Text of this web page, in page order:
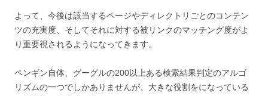
よって、今後は該当するページやディレクトリごとのコンテン
ツの充実度、そしてそれに対する被リンクのマッチング度がよ
り重要視されるようになってきます。
ペンギン自体、グーグルの200以上ある検索結果判定のアルゴ
リズムの一つでしかありませんが、大きな役割をになっている